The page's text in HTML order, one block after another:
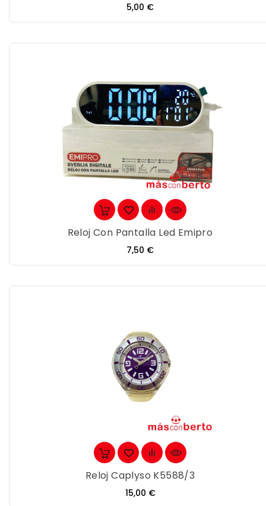
Precio
5,00 €
Reloj Con Pantalla Led Emipro
Precio
7,50 €
Reloj Caplyso K5588/3
Precio
15,00 €